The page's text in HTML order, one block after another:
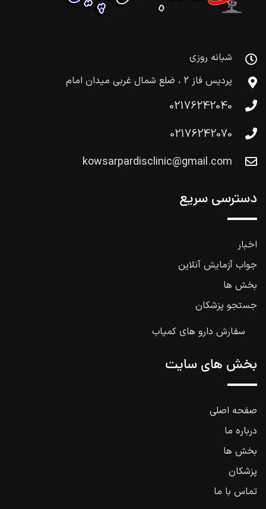
شبانه روزی
پردیس فاز 2 ، ضلع شمال غربی میدان امام
02176242040
02176242070
kowsarpardisclinic@gmail.com
دسترسی سریع
اخبار
جواب آزمایش آنلاین
بخش ها
جستجو پزشکان
سفارش دارو های کمیاب
بخش های سایت
صفحه اصلی
درباره ما
بخش ها
پزشکان
تماس با ما